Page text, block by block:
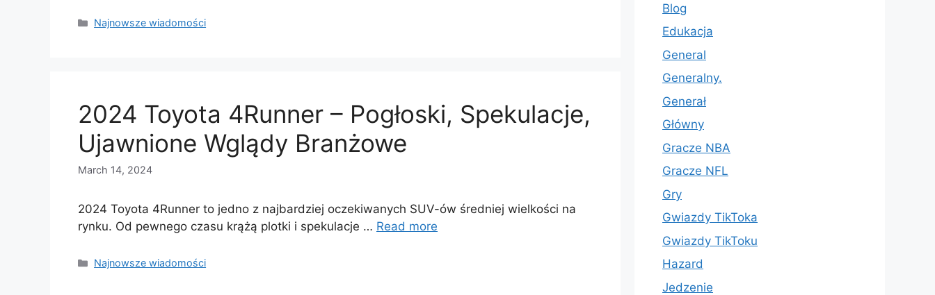
Categories
Najnowsze wiadomości
2024 Toyota 4Runner – Pogłoski, Spekulacje,
Ujawnione Wglądy Branżowe
March 14, 2024
2024 Toyota 4Runner to jedno z najbardziej oczekiwanych SUV-ów średniej wielkości na
rynku. Od pewnego czasu krążą plotki i spekulacje … Read more
Categories
Najnowsze wiadomości
Blog
Edukacja
General
Generalny.
Generał
Główny
Gracze NBA
Gracze NFL
Gry
Gwiazdy TikToka
Gwiazdy TikToku
Hazard
Jedzenie